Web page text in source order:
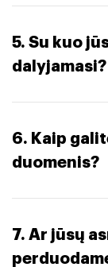
5. Su kuo
dalyjamasi?
6. Kaip
duomenis?
7. Ar jūsų